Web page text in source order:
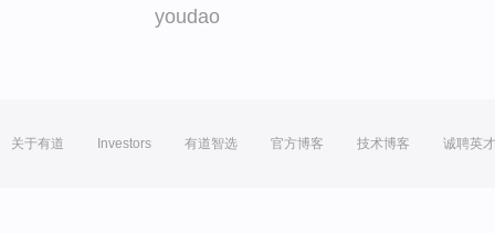
youdao
关于有道 Investors 有道智选 官方博客 技术博客 诚聘英才